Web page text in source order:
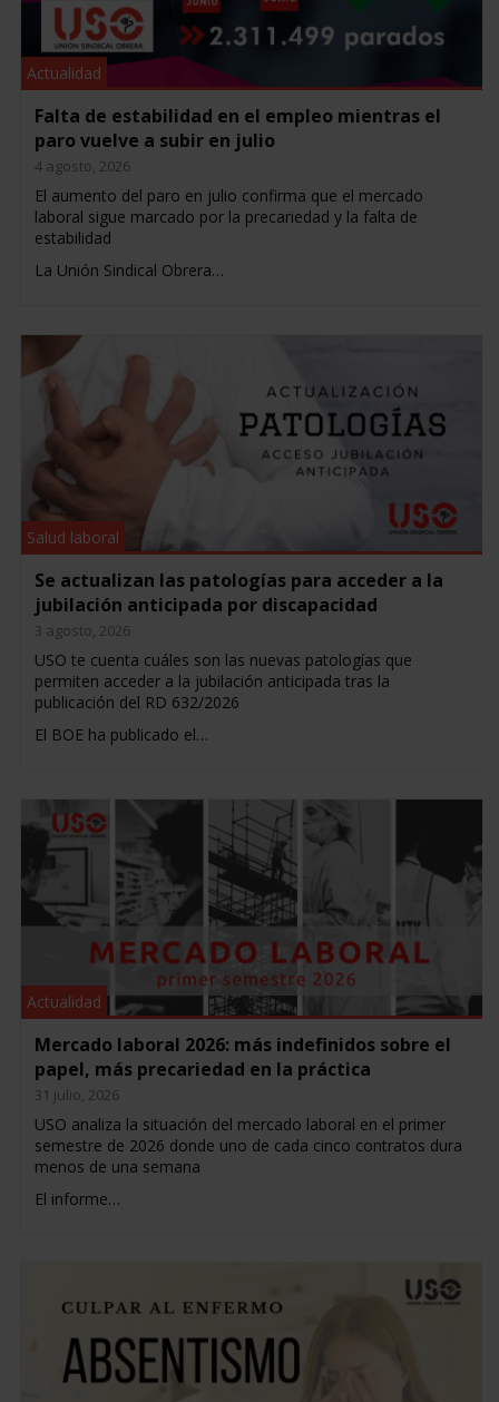
Actualidad
Falta de estabilidad en el empleo mientras el
paro vuelve a subir en julio
4 agosto, 2026
El aumento del paro en julio confirma que el mercado
laboral sigue marcado por la precariedad y la falta de
estabilidad
La Unión Sindical Obrera…
Salud laboral
Se actualizan las patologías para acceder a la
jubilación anticipada por discapacidad
3 agosto, 2026
USO te cuenta cuáles son las nuevas patologías que
permiten acceder a la jubilación anticipada tras la
publicación del RD 632/2026
El BOE ha publicado el…
Actualidad
Mercado laboral 2026: más indefinidos sobre el
papel, más precariedad en la práctica
31 julio, 2026
USO analiza la situación del mercado laboral en el primer
semestre de 2026 donde uno de cada cinco contratos dura
menos de una semana
El informe…